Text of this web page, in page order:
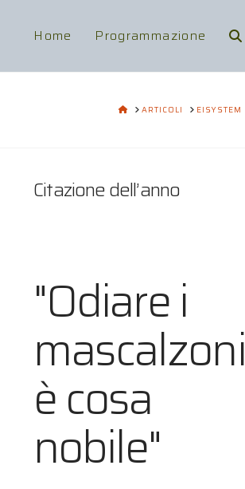
Home Programmazione
HOMEARTICOLI EISYSTEM
Citazione dell’anno
"Odiare i
mascalzoni
è cosa
nobile"